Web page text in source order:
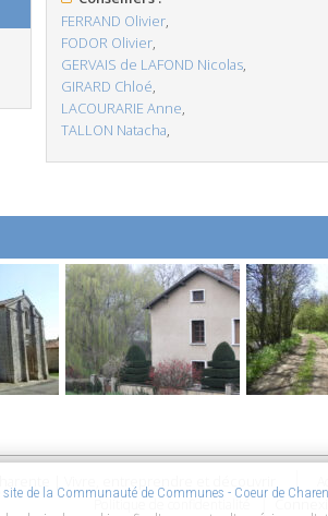
FERRAND Olivier,
FODOR Olivier,
GERVAIS de LAFOND Nicolas,
GIRARD Chloé,
LACOURARIE Anne,
TALLON Natacha,
de la Communauté de Communes - Coeur de